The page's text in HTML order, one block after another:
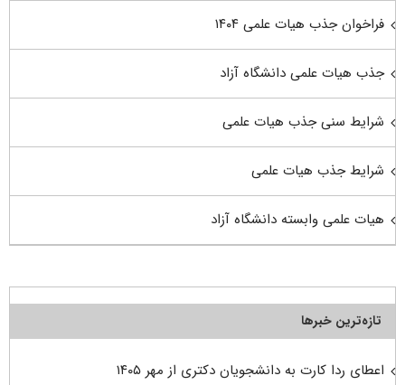
فراخوان جذب هیات علمی ۱۴۰۴
جذب هیات علمی دانشگاه آزاد
شرایط سنی جذب هیات علمی
شرایط جذب هیات علمی
هیات علمی وابسته دانشگاه آزاد
تازه‌ترین خبرها
اعطای ردا کارت به دانشجویان دکتری از مهر ۱۴۰۵